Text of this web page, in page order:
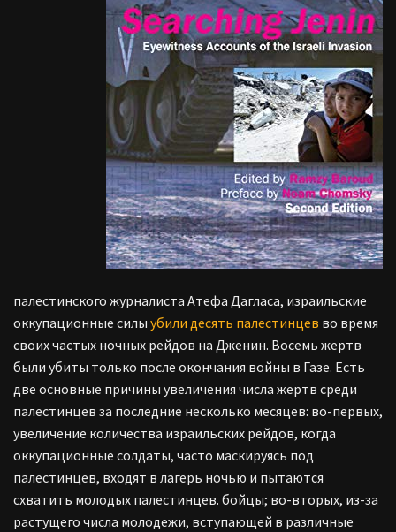
палестинского журналиста Атефа Дагласа, израильские
оккупационные силы убили десять палестинцев во время
своих частых ночных рейдов на Дженин. Восемь жертв
были убиты только после окончания войны в Газе. Есть
две основные причины увеличения числа жертв среди
палестинцев за последние несколько месяцев: во-первых,
увеличение количества израильских рейдов, когда
оккупационные солдаты, часто маскируясь под
палестинцев, входят в лагерь ночью и пытаются
схватить молодых палестинцев. бойцы; во-вторых, из-за
растущего числа молодежи, вступающей в различные